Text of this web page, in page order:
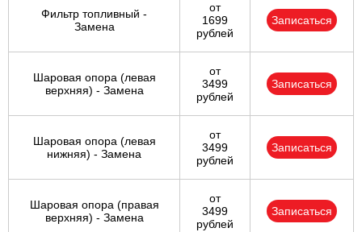
Фильтр топливный -
Замена
от
1699
рублей
Записаться
Шаровая опора (левая
верхняя) - Замена
от
3499
рублей
Записаться
Шаровая опора (левая
нижняя) - Замена
от
3499
рублей
Записаться
Шаровая опора (правая
верхняя) - Замена
от
3499
рублей
Записаться